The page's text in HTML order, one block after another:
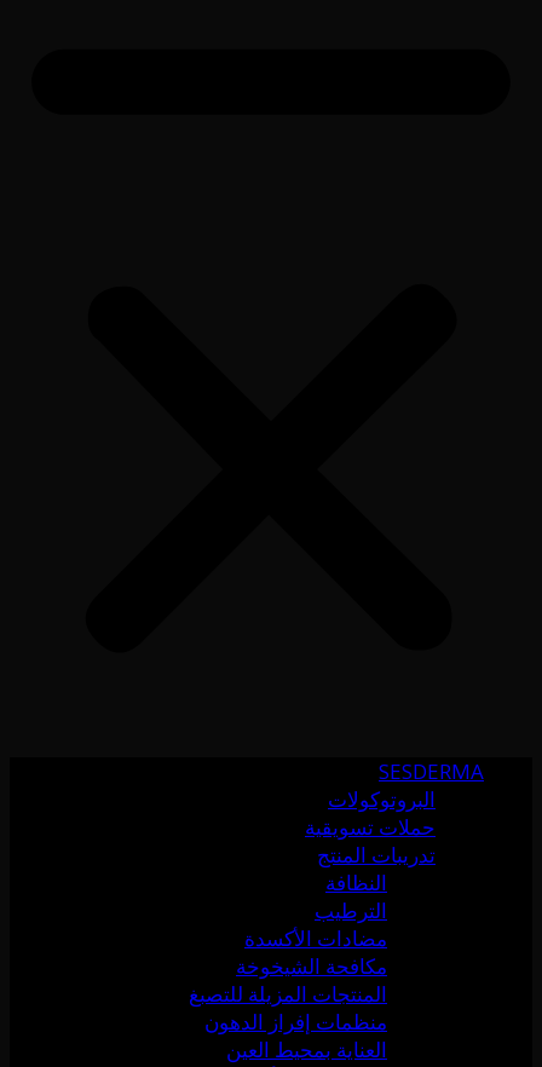
SESDERMA
البروتوكولات
حملات تسويقية
تدريبات المنتج
النظافة
الترطيب
مضادات الأكسدة
مكافحة الشيخوخة
المنتجات المزيلة للتصبغ
منظمات إفراز الدهون
العناية بمحيط العين